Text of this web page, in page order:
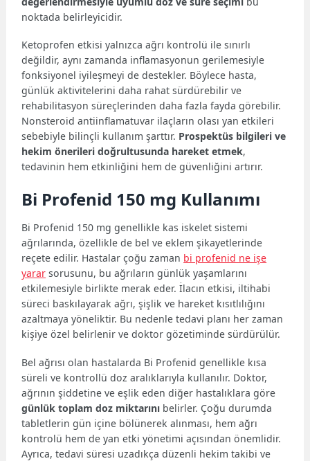
noktada belirleyicidir.
Ketoprofen etkisi yalnızca ağrı kontrolü ile sınırlı
değildir, aynı zamanda inflamasyonun gerilemesiyle
fonksiyonel iyileşmeyi de destekler. Böylece hasta,
günlük aktivitelerini daha rahat sürdürebilir ve
rehabilitasyon süreçlerinden daha fazla fayda görebilir.
Nonsteroid antiinflamatuvar ilaçların olası yan etkileri
sebebiyle bilinçli kullanım şarttır. Prospektüs bilgileri ve
hekim önerileri doğrultusunda hareket etmek,
tedavinin hem etkinliğini hem de güvenliğini artırır.
Bi Profenid 150 mg Kullanımı
Bi Profenid 150 mg genellikle kas iskelet sistemi
ağrılarında, özellikle de bel ve eklem şikayetlerinde
reçete edilir. Hastalar çoğu zaman bi profenid ne işe
yarar sorusunu, bu ağrıların günlük yaşamlarını
etkilemesiyle birlikte merak eder. İlacın etkisi, iltihabi
süreci baskılayarak ağrı, şişlik ve hareket kısıtlılığını
azaltmaya yöneliktir. Bu nedenle tedavi planı her zaman
kişiye özel belirlenir ve doktor gözetiminde sürdürülür.
Bel ağrısı olan hastalarda Bi Profenid genellikle kısa
süreli ve kontrollü doz aralıklarıyla kullanılır. Doktor,
ağrının şiddetine ve eşlik eden diğer hastalıklara göre
günlük toplam doz miktarını belirler. Çoğu durumda
tabletlerin gün içine bölünerek alınması, hem ağrı
kontrolü hem de yan etki yönetimi açısından önemlidir.
Ayrıca, tedavi süresi uzadıkça düzenli hekim takibi ve